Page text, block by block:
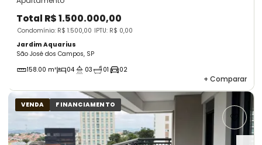
Total R$ 1.500.000,00
Condomínio: R$ 1.500,00 IPTU: R$ 0,00
Jardim Aquarius
São José dos Campos, SP
158.00 m²
04 03 01 02
+ Comparar
VENDA FINANCIAMENTO